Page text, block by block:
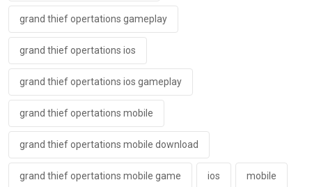
grand thief opertations gameplay
grand thief opertations ios
grand thief opertations ios gameplay
grand thief opertations mobile
grand thief opertations mobile download
grand thief opertations mobile game ios mobile